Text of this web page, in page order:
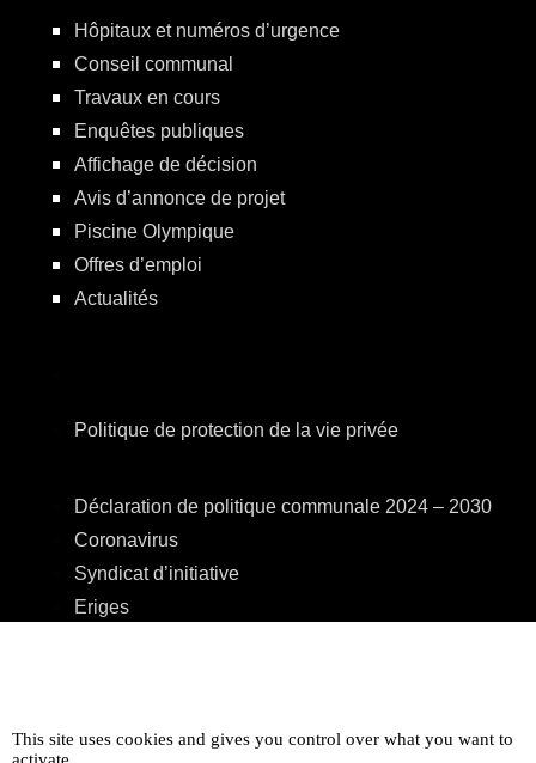
Hôpitaux et numéros d’urgence
Conseil communal
Travaux en cours
Enquêtes publiques
Affichage de décision
Avis d’annonce de projet
Piscine Olympique
Offres d’emploi
Actualités
Politique de protection de la vie privée
Déclaration de politique communale 2024 – 2030
Coronavirus
Syndicat d’initiative
Eriges
Accessibilité
This site uses cookies and gives you control over what you want to